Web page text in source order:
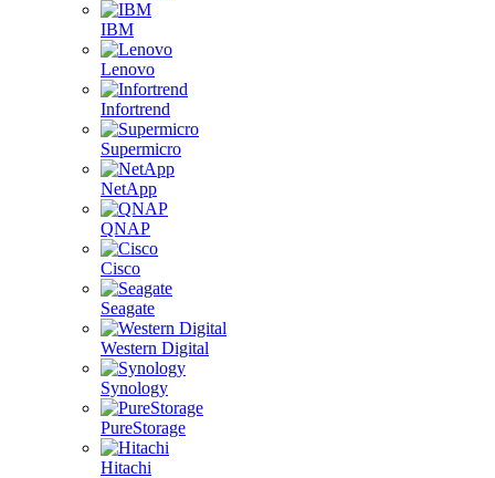
IBM
Lenovo
Infortrend
Supermicro
NetApp
QNAP
Cisco
Seagate
Western Digital
Synology
PureStorage
Hitachi